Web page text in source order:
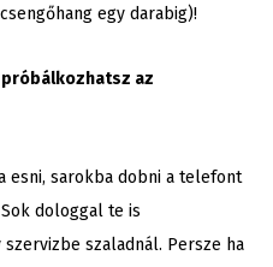
egy darabig)!
próbálkozhatsz az
esni, sarokba dobni a telefont
dologgal te is
szaladnál. Persze ha